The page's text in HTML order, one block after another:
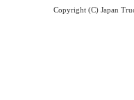
Copyright (C) Japan